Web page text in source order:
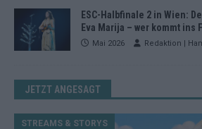
ESC-Halbfinale 2 in Wien:
Eva Marija – wer kommt ins
Mai 2026 Redaktion |
JETZT ANGESAGT
STREAMS & STORYS